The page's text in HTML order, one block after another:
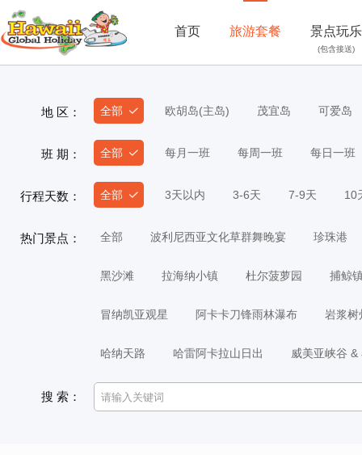
首页 旅游套餐 景点玩乐
(包含接送)
地 区： 全部 欧胡岛(主岛) 茂宜岛 可爱岛
班 期： 全部 每月一班 每周一班 每日一班
行程天数： 全部 3天以内 3-6天 7-9天 10
热门景点： 全部 波利尼西亚文化草群舞晚宴 珍珠港
黑沙滩 拉海纳小镇 杜尔菠萝园 捕鲸
冒纳凯亚观星 阿卡卡刀锋雨林瀑布 岩浆树
哈纳天路 哈雷阿卡拉山日出 威美亚峡谷 &
搜 索：